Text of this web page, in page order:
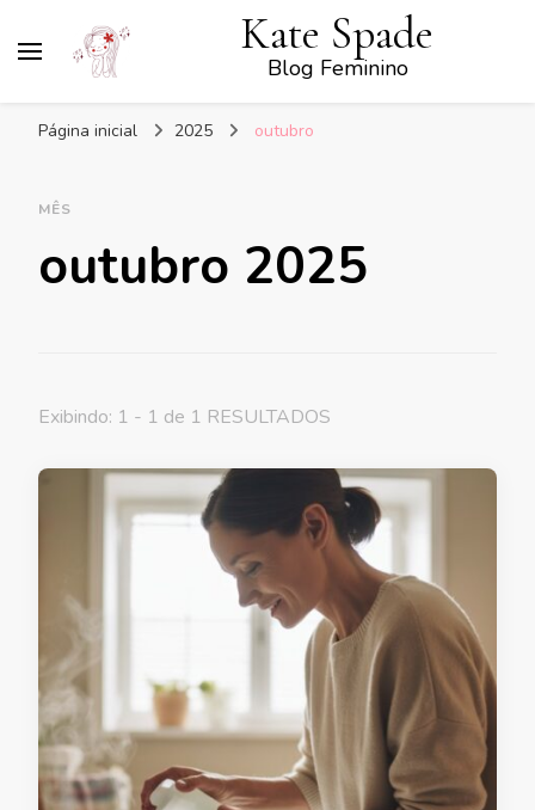
Kate Spade
Blog Feminino
Página inicial 2025 outubro
MÊS
outubro 2025
Exibindo: 1 - 1 de 1 RESULTADOS